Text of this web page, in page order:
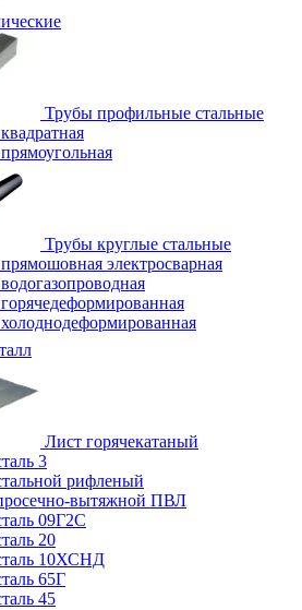
Трубы профильные стальные
Трубы круглые стальные
электросварная
Лист горячекатаный
3
рифленый
вытяжной ПВЛ
09Г2С
20
10ХСНД
65Г
45